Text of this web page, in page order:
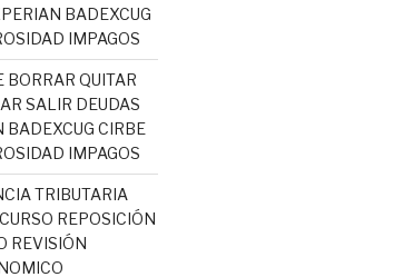
BADEXCUG
IMPAGOS
QUITAR
SALIR DEUDAS
BADEXCUG CIRBE
IMPAGOS
TRIBUTARIA
REPOSICIÓN
REVISIÓN